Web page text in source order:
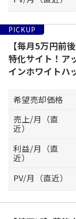
PICKUP
【毎月5万円前
特化サイト！ア
インホワイトハ
希望売却価格
売上/月（直
近）
利益/月（直
近）
PV/月（直近）